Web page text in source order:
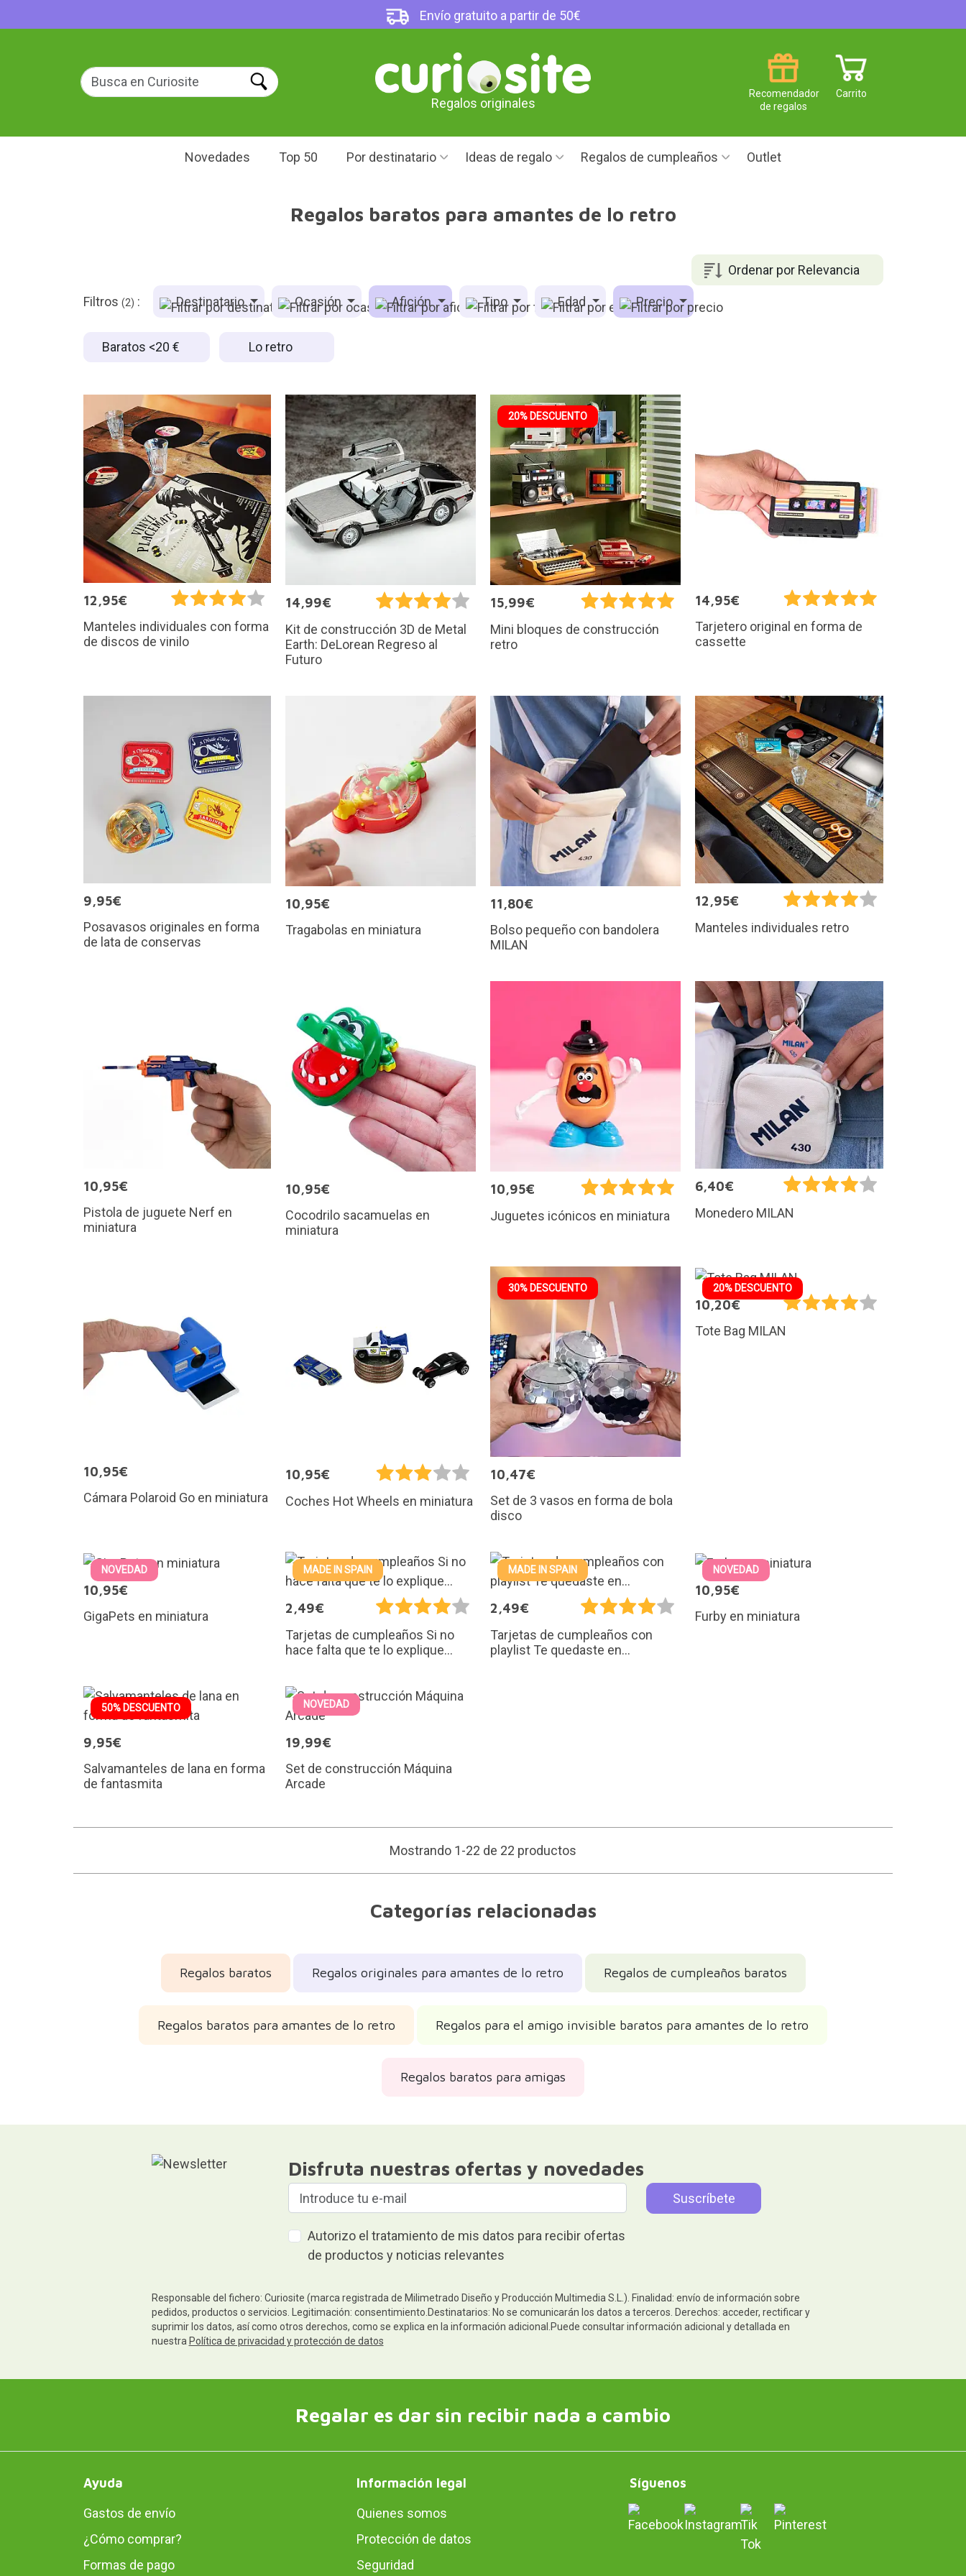
Envío gratuito a partir de 50€
Regalos originales
Carrito
Recomendador
de regalos
Novedades Top 50 Por destinatario Ideas de regalo Regalos de cumpleaños Outlet
Regalos baratos para amantes de lo retro
Ordenar por Relevancia
Filtros (2) : Destinatario Ocasión Afición Tipo Edad Precio
Baratos <20 € Lo retro
12,95€
Manteles individuales con forma
de discos de vinilo
14,99€
Kit de construcción 3D de Metal
Earth: DeLorean Regreso al
Futuro
20% DESCUENTO
15,99€
Mini bloques de construcción
retro
14,95€
Tarjetero original en forma de
cassette
9,95€
Posavasos originales en forma
de lata de conservas
10,95€
Tragabolas en miniatura
11,80€
Bolso pequeño con bandolera
MILAN
12,95€
Manteles individuales retro
10,95€
Pistola de juguete Nerf en
miniatura
10,95€
Cocodrilo sacamuelas en
miniatura
10,95€
Juguetes icónicos en miniatura
6,40€
Monedero MILAN
10,95€
Cámara Polaroid Go en miniatura
10,95€
Coches Hot Wheels en miniatura
30% DESCUENTO
10,47€
Set de 3 vasos en forma de bola
disco
20% DESCUENTO
10,20€
Tote Bag MILAN
NOVEDAD
10,95€
GigaPets en miniatura
MADE IN SPAIN
2,49€
Tarjetas de cumpleaños Si no
hace falta que te lo explique...
MADE IN SPAIN
2,49€
Tarjetas de cumpleaños con
playlist Te quedaste en...
NOVEDAD
10,95€
Furby en miniatura
50% DESCUENTO
9,95€
Salvamanteles de lana en forma
de fantasmita
NOVEDAD
19,99€
Set de construcción Máquina
Arcade
Mostrando 1-22 de 22 productos
Categorías relacionadas
Regalos baratos Regalos originales para amantes de lo retro Regalos de cumpleaños baratos
Regalos baratos para amantes de lo retro Regalos para el amigo invisible baratos para amantes de lo retro
Regalos baratos para amigas
Disfruta nuestras ofertas y novedades
Autorizo el tratamiento de mis datos para recibir ofertas
de productos y noticias relevantes
Responsable del fichero: Curiosite (marca registrada de Milimetrado Diseño y Producción Multimedia S.L.). Finalidad: envío de información sobre
pedidos, productos o servicios. Legitimación: consentimiento.Destinatarios: No se comunicarán los datos a terceros. Derechos: acceder, rectificar y
suprimir los datos, así como otros derechos, como se explica en la información adicional.Puede consultar información adicional y detallada en
nuestra Política de privacidad y protección de datos
Regalar es dar sin recibir nada a cambio
Ayuda
Gastos de envío
¿Cómo comprar?
Formas de pago
Información legal
Quienes somos
Protección de datos
Seguridad
Síguenos